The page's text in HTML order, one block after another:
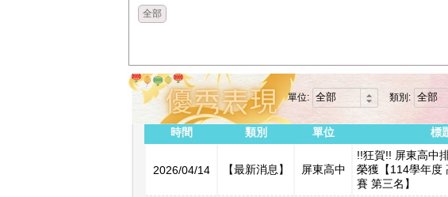
全部
單位: 類別:
時間 類別 單位 標
2026/04/14 【最新消息】 屏東高中
!!狂賀!! 屏東高中
榮獲【114學年度
賽 第三名】